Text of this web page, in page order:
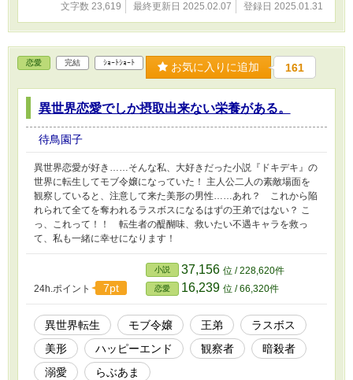
文字数 23,619 最終更新日 2025.02.07 登録日 2025.01.31
恋愛 完結 ｼｮｰﾄｼｮｰﾄ お気に入りに追加 161
異世界恋愛でしか摂取出来ない栄養がある。
待鳥園子
異世界恋愛が好き……そんな私、大好きだった小説『ドキデキ』の
世界に転生してモブ令嬢になっていた！ 主人公二人の素敵場面を
観察していると、注意して来た美形の男性……あれ？ これから陥
れられて全てを奪われるラスボスになるはずの王弟ではない？ こ
っ、これって！！ 転生者の醍醐味、救いたい不遇キャラを救っ
て、私も一緒に幸せになります！
24h.ポイント 7pt
小説 37,156 位 / 228,620件
恋愛 16,239 位 / 66,320件
異世界転生 モブ令嬢 王弟
ラスボス
美形
ハッピーエンド 観察者
暗殺者
溺愛
らぶあま